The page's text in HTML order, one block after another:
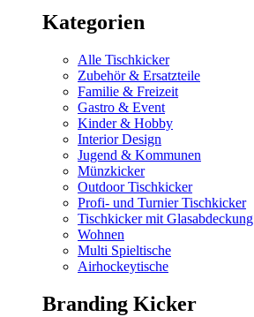
Kategorien
Alle Tischkicker
Zubehör & Ersatzteile
Familie & Freizeit
Gastro & Event
Kinder & Hobby
Interior Design
Jugend & Kommunen
Münzkicker
Outdoor Tischkicker
Profi- und Turnier Tischkicker
Tischkicker mit Glasabdeckung
Wohnen
Multi Spieltische
Airhockeytische
Branding Kicker